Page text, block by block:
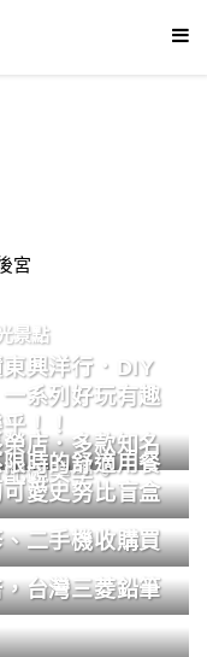
厚-鵝娘的後宮
景點
興洋行．DIY
系列好玩有趣
！！
店．多款知名
鏡美學。
時的舒適用餐
愛史努比盲盒
二手機收購買
台灣三菱鉛筆